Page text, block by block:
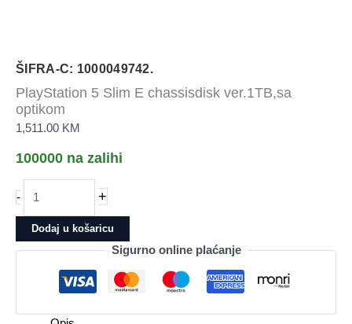
ŠIFRA-C: 1000049742.
PlayStation 5 Slim E chassisdisk ver.1TB,sa
optikom
1,511.00 KM
100000 na zalihi
-
Slim
E
ver.1TB,sa
optikom
količina
+
Dodaj u košaricu
Sigurno online plaćanje